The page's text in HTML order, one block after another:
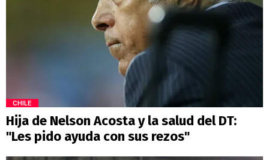
CHILE
Hija de Nelson Acosta y la salud del DT:
"Les pido ayuda con sus rezos"